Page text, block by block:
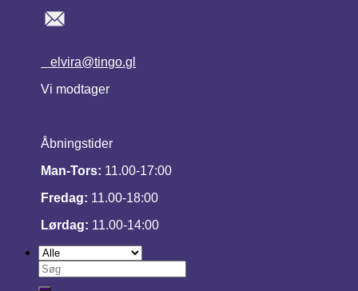
elvira@tingo.gl
Vi modtager
Åbningstider
Man-Tors: 11.00-17:00
Fredag: 11.00-18:00
Lørdag: 11.00-14:00
Søg
efter: